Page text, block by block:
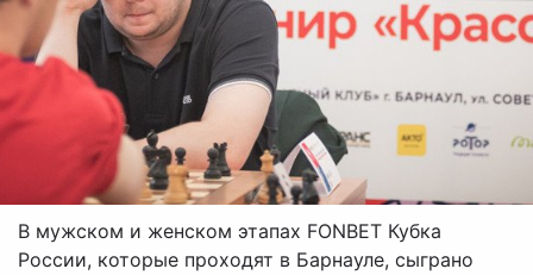
В мужском и женском этапах FONBET Кубка
России, которые проходят в Барнауле, сыграно